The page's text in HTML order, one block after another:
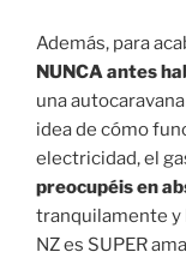
Además, para
NUNCA antes
una
idea de cómo
electricidad, el
preocupéis en
tranquilamente y
NZ es SUPER